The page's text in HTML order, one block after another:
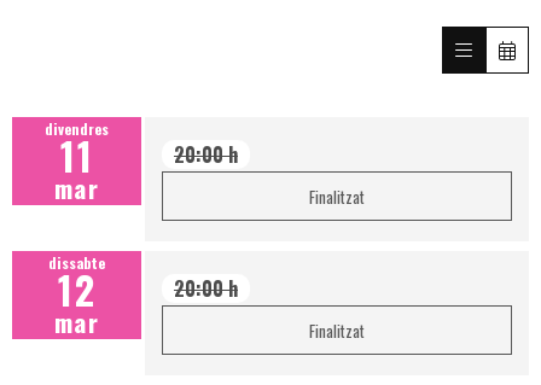
divendres
11
mar
20:00 h
Finalitzat
dissabte
12
mar
20:00 h
Finalitzat